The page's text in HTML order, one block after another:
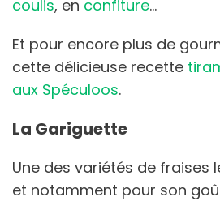
coulis, en confiture…
Et pour encore plus de
cette délicieuse recette
aux Spéculoos.
La Gariguette
Une des variétés de fraises
et notamment pour son